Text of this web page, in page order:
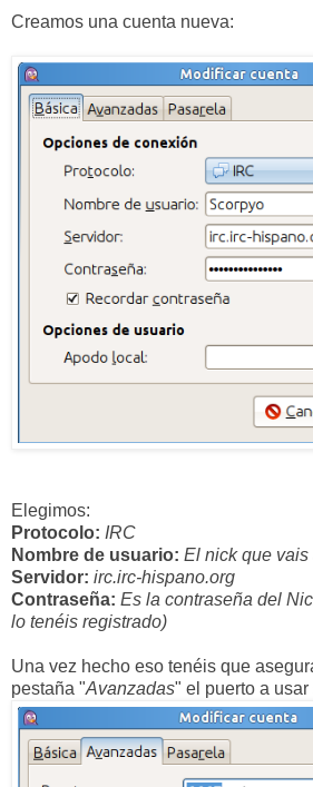
Creamos una cuenta nueva:
Elegimos:
Protocolo: IRC
Nombre de usuario: El nick que vais
Servidor: irc.irc-hispano.org
Contraseña: Es la contraseña del
lo tenéis registrado)
Una vez hecho eso tenéis que
pestaña "Avanzadas" el puerto a usar